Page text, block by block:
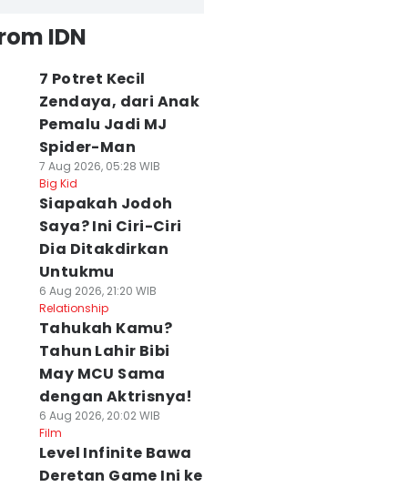
IDN
7 Potret Kecil
Zendaya, dari Anak
Pemalu Jadi MJ
Spider-Man
7 Aug 2026, 05:28 WIB
Big Kid
Siapakah Jodoh
Saya? Ini Ciri-Ciri
Dia Ditakdirkan
Untukmu
6 Aug 2026, 21:20 WIB
Relationship
Tahukah Kamu?
Tahun Lahir Bibi
May MCU Sama
dengan Aktrisnya!
6 Aug 2026, 20:02 WIB
Film
Level Infinite Bawa
Deretan Game Ini ke